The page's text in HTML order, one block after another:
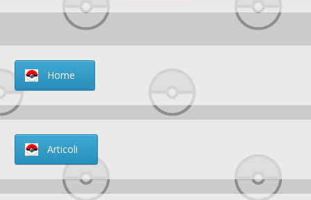
Home
Articoli